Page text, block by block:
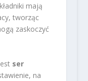
mają
tworząc
zaskoczyć
ser
na